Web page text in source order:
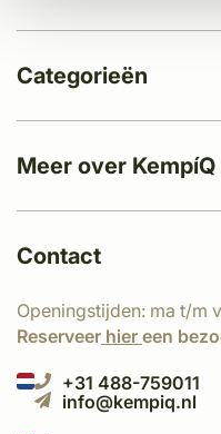
Meer over KempíQ
Categorieën
Contact
Openingstijden: ma t/m
Reserveer hier een
+31 488-759011
info@kempiq.nl